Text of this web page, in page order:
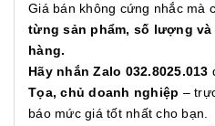
Giá bán không cứng nhắc mà
từng sản phẩm, số lượng
hàng.
Hãy nhắn Zalo 032.8025.013
Tọa, chủ doanh nghiệp –
báo mức giá tốt nhất cho bạn.